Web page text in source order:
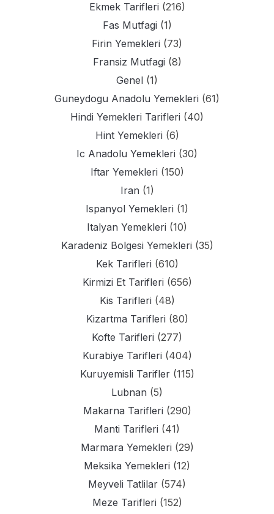
Ekmek Tarifleri (216)
Fas Mutfagi (1)
Firin Yemekleri (73)
Fransiz Mutfagi (8)
Genel (1)
Guneydogu Anadolu Yemekleri (61)
Hindi Yemekleri Tarifleri (40)
Hint Yemekleri (6)
Ic Anadolu Yemekleri (30)
Iftar Yemekleri (150)
Iran (1)
Ispanyol Yemekleri (1)
Italyan Yemekleri (10)
Karadeniz Bolgesi Yemekleri (35)
Kek Tarifleri (610)
Kirmizi Et Tarifleri (656)
Kis Tarifleri (48)
Kizartma Tarifleri (80)
Kofte Tarifleri (277)
Kurabiye Tarifleri (404)
Kuruyemisli Tarifler(115)
Lubnan (5)
Makarna Tarifleri (290)
Manti Tarifleri (41)
Marmara Yemekleri (29)
Meksika Yemekleri (12)
Meyveli Tatlilar (574)
Meze Tarifleri (152)